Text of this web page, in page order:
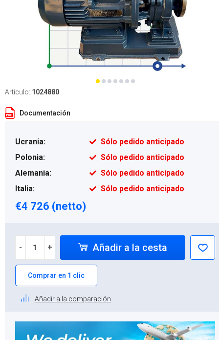
Artículo: 1024880
Documentación
Ucrania:
Sólo pedido anticipado
Polonia:
Sólo pedido anticipado
Alemania:
Sólo pedido anticipado
Italia:
Sólo pedido anticipado
€4 726 (netto)
- + Añadir a la cesta
Comprar en 1 clic
Añadir a la comparación